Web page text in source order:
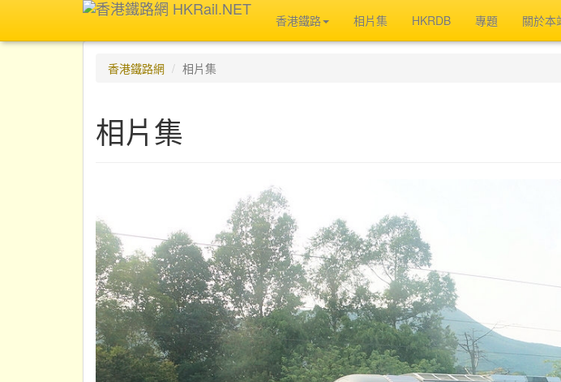
香港鐵路 相片集 HKRDB 專題 關於本
香港鐵路網 相片集
相片集